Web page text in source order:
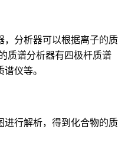
，分析器可以根据离子的质
质谱分析器有四极杆质谱
仪等。
进行解析，得到化合物的质